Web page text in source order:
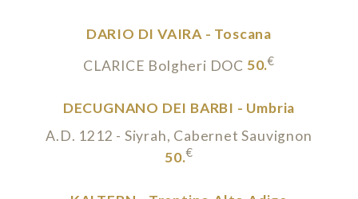
DARIO DI VAIRA - Toscana
CLARICE Bolgheri DOC 50.€
DECUGNANO DEI BARBI - Umbria
A.D. 1212 - Siyrah, Cabernet Sauvignon
50.€